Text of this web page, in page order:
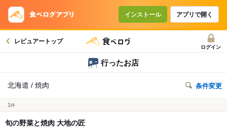
インストール アプリで開く
レビュアートップ
ログイン
行ったお店
北海道 / 焼肉 条件変更
1 件
旬の野菜と焼肉 大地の匠